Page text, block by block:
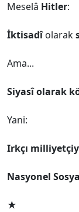
Meselâ Hitler:
İktisadîolarak
Ama...
Siyasî olarak
Yani:
Irkçı
Nasyonel
★